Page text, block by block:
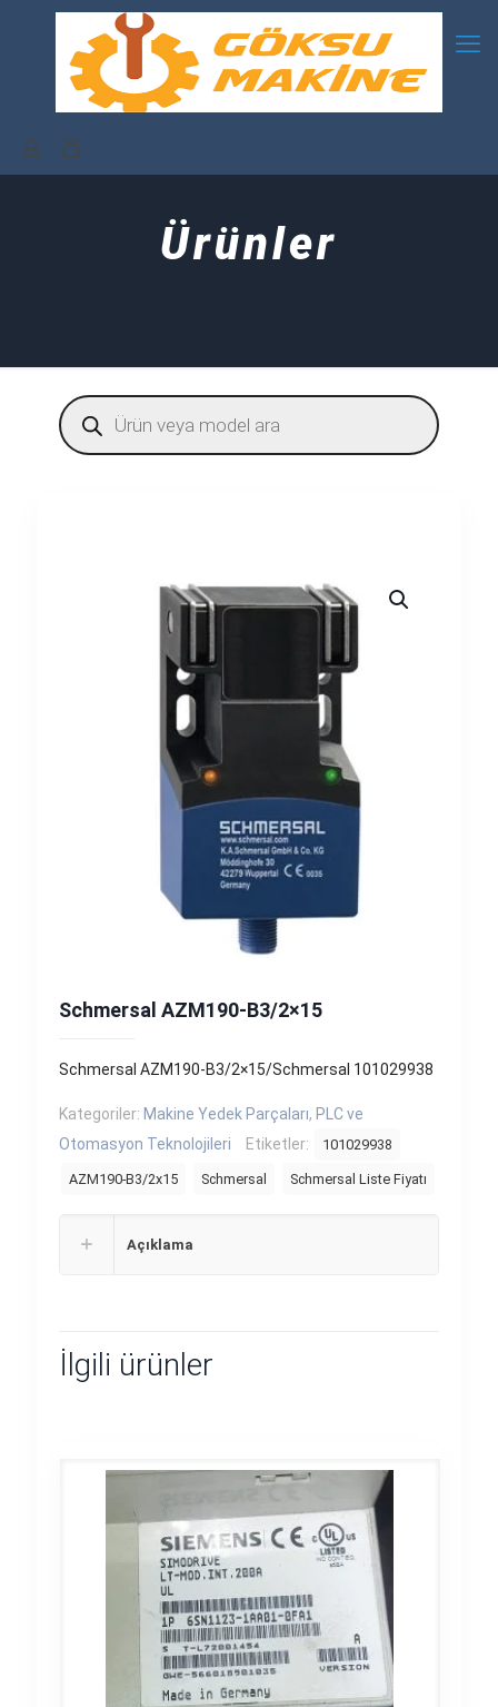
Ürünler
Products
search
Schmersal AZM190-B3/2×15
Schmersal AZM190-B3/2×15/Schmersal 101029938
Kategoriler: Makine Yedek Parçaları, PLC ve
Otomasyon Teknolojileri
Etiketler: 101029938
AZM190-B3/2x15 Schmersal Schmersal Liste Fiyatı
Açıklama
İlgili ürünler